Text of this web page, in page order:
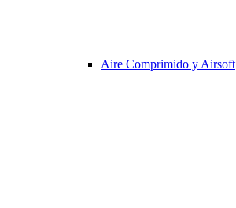
Aire Comprimido y Airsoft